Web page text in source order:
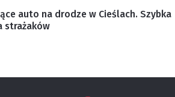
auto na drodze w Cieślach. Szybka
strażaków